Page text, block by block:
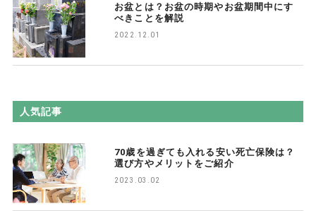
お盆とは？お盆の時期やお盆期間中にす
べきことを解説
2022.12.01
人気記事
70歳を過ぎても入れる安い死亡保険は？
選び方やメリットをご紹介
2023.03.02